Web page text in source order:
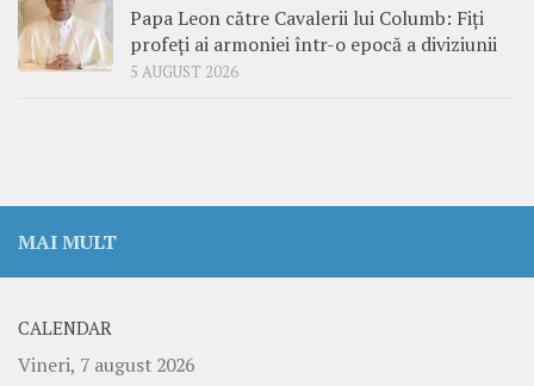
Papa Leon către Cavalerii lui Columb: Fiți
profeți ai armoniei într-o epocă a diviziunii
5 AUGUST 2026
MAI MULT
CALENDAR
Vineri, 7 august 2026